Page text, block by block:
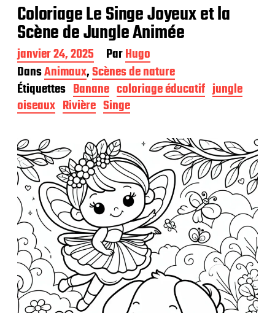
Coloriage Le Singe Joyeux et la
Scène de Jungle Animée
D
a
t
e
d
e
u
b
l
i
c
a
t
i
o
n
janvier 24, 2025 ParHugo
DansAnimaux,Scènes de nature
Étiquettes Banane coloriage éducatif jungle
oiseaux Rivière Singe